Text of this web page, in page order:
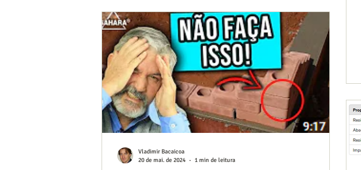
Vladimir Bacaicoa
20 de mai. de 2024
1 min de leitura